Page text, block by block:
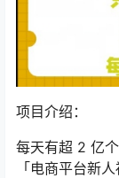
项目介绍：
每天有超 2 亿
「电商平台新